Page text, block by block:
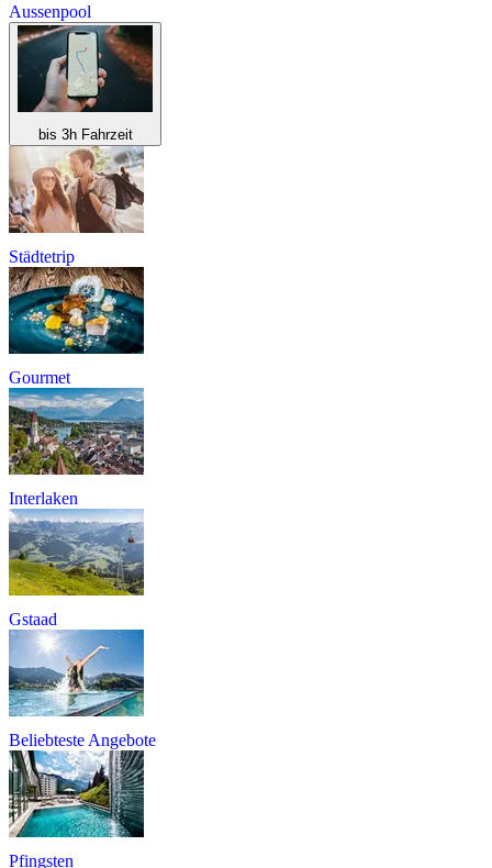
Aussenpool
bis 3h Fahrzeit
Städtetrip
Gourmet
Interlaken
Gstaad
Beliebteste Angebote
Pfingsten